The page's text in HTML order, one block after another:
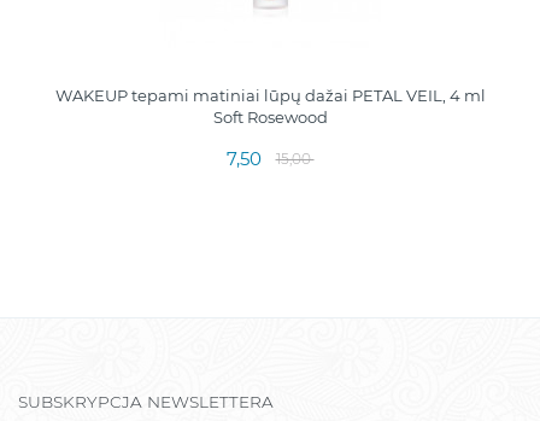
WAKEUP tepami matiniai lūpų dažai PETAL VEIL, 4 ml
Soft Rosewood
7,50 15,00
SUBSKRYPCJA NEWSLETTERA